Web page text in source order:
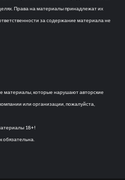
Права на материалы принадлежат их
за содержание материала не
которые нарушают авторские
или организации, пожалуйста,
18+!
обязательна.